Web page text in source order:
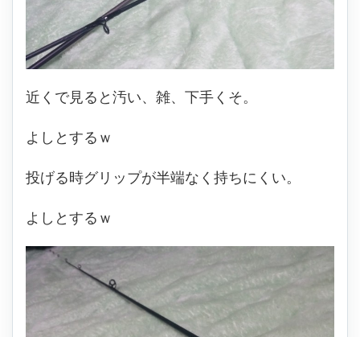
近くで見ると汚い、雑、下手くそ。
よしとするｗ
投げる時グリップが半端なく持ちにくい。
よしとするｗ